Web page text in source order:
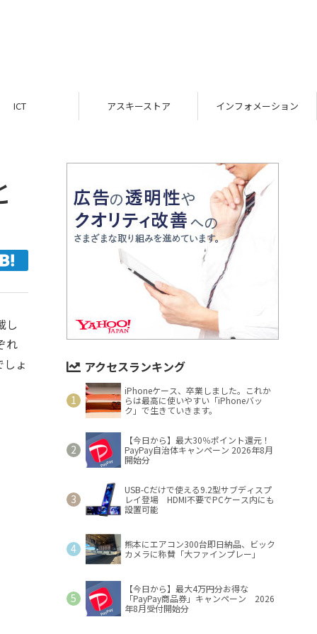
ICT アスキーストア インフォメーション
し
れ
ょ
アクセスランキング
iPhoneケース、卒業しました。これか
らは最高に使いやすい「iPhoneバッ
ク」で生きていきます。
【今日から】最大30％ポイント還元！
PayPay自治体キャンペーン 2026年8月
開始分
USB-Cだけで使える9.2型サブディスプ
レイ登場 HDMI不要でPCケース内にも
設置可能
熊本にエアコン300台即日納品、ビック
カメラに称賛「大ファインプレー」
【今日から】最大4万円分お得な
「PayPay商品券」キャンペーン 2026
年8月受付開始分